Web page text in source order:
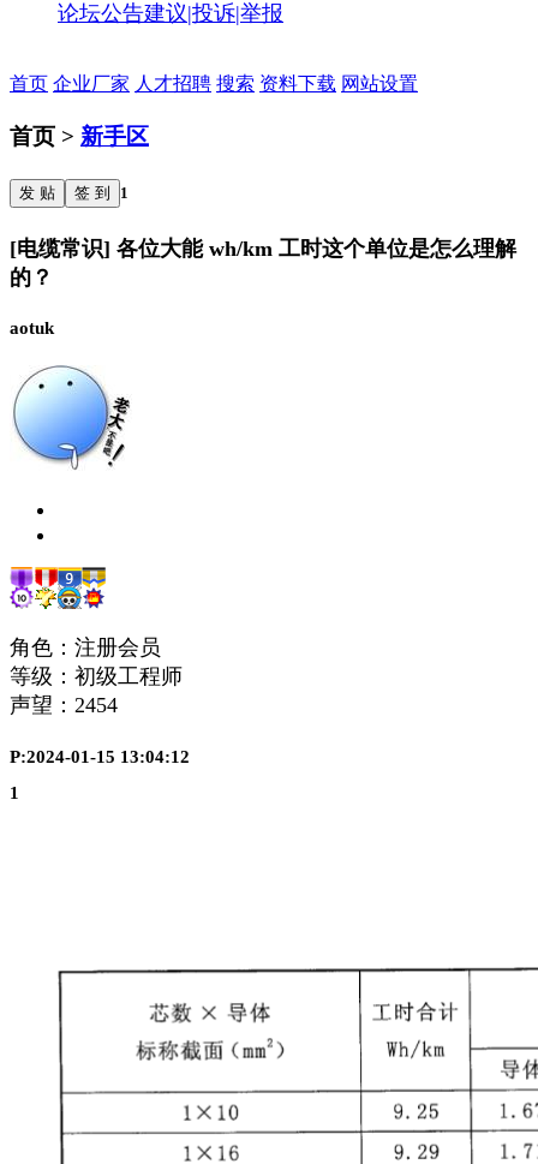
论坛公告建议|投诉|举报
首页 企业厂家 人才招聘 搜索 资料下载 网站设置
首页 > 新手区
发 贴 签 到 1
[电缆常识] 各位大能 wh/km 工时这个单位是怎么理解
的？
aotuk
角色：注册会员
等级：初级工程师
声望： 2454
P:2024-01-15 13:04:12
1